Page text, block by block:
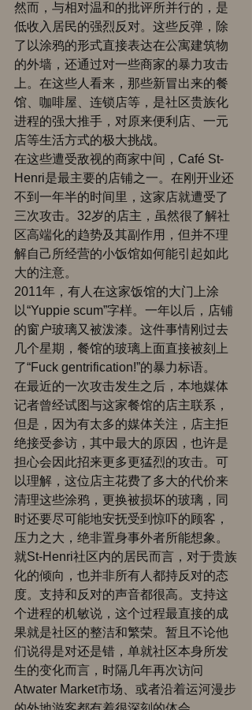
然而，与相对温和的批评所并行的，是
低收入居民的强烈反对。这些反弹，除
了以涂鸦的形式直接表达在公寓建筑物
的外墙，还通过对一些商家的暴力攻击
上。在这些人看来，那些新冒出来的餐
馆、咖啡屋、连锁店等，是社区贵族化
进程的强大推手，对原来便利店、一元
店等生活方式的极大挑战。
在这些遭受敌视的商家中间，Café St-
Henri是最主要的店铺之一。在刚开业还
不到一年半的时间里，这家店就遭受了
三次攻击。32岁的店主，虽然很了解社
区高端化的趋势及其副作用，但并不理
解自己所经营的小饭馆如何能引起如此
大的注意。
2011年，有人在这家饭馆的大门上涂
以“Yuppie scum”字样。一年以后，店铺
的窗户玻璃又被泼漆。这件事情刚过去
几个星期，餐馆的玻璃上面直接被刻上
了“Fuck gentrification!”的暴力标语。
在最近的一次攻击发生之后，本地媒体
记者曾经试图与这家餐馆的店主联系，
但是，因为有太多的媒体关注，店主拒
绝接受参访，其中最大的原因，也许是
担心会因此招来更多更猛烈的攻击。可
以理解，这位店主花费了多大的代价来
清理这些涂鸦，更换被损坏的玻璃，同
时还要尽可能地安抚受到惊吓的顾客，
压力之大，绝非置身事外者所能想象。
就St-Henri社区内的居民而言，对于贵族
化的倾向，也并非所有人都持反对的态
度。支持和反对的声音都很高。支持这
个进程的机敏说，这个过程最直接的成
果就是社区的整洁和繁荣。暂且不论他
们说得是对还是错，单就社区本身所发
生的变化而言，时隔几年再次访问
Atwater Market市场、或者沿着运河漫步